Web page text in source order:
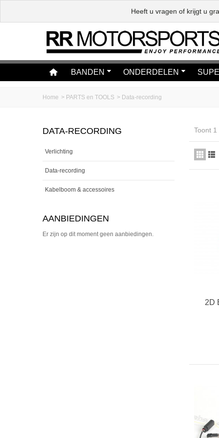
Heeft u vragen of krijgt u
BANDEN ONDERDELEN
Home > PARTS en TOOLS > Data-recording
DATA-RECORDING
Verlichting
Data-recording
Kabelboom & accessoires
AANBIEDINGEN
Er zijn op dit moment geen aanbiedingen.
Toont
2D